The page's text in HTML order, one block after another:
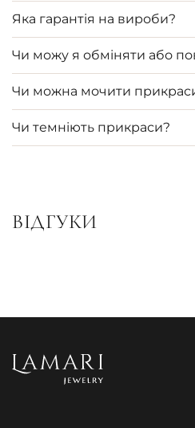
Яка гарантія на вироби?
Чи можу я обміняти або
Чи можна мочити
Чи темніють прикраси?
ВІДГУКИ